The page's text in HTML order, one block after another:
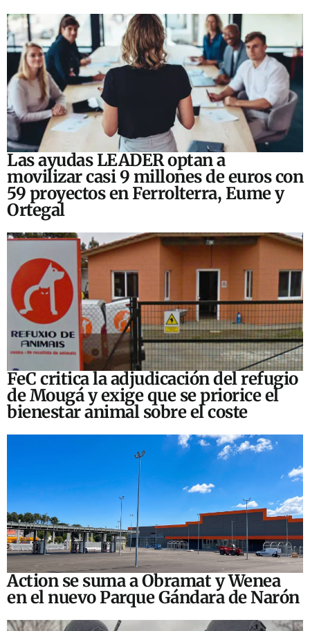
Las ayudas LEADER optan a
movilizar casi 9 millones de euros con
59 proyectos en Ferrolterra, Eume y
Ortegal
FeC critica la adjudicación del refugio
de Mougá y exige que se priorice el
bienestar animal sobre el coste
Action se suma a Obramat y Wenea
en el nuevo Parque Gándara de Narón